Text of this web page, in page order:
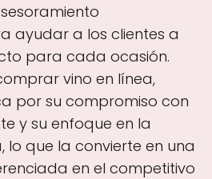
ayudar a los clientes a
para cada ocasión.
vino en línea,
por su compromiso con
y su enfoque en la
lo que la convierte en una
en el competitivo